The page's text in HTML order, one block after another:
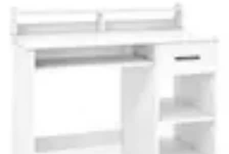
Fournitures
Écologiques